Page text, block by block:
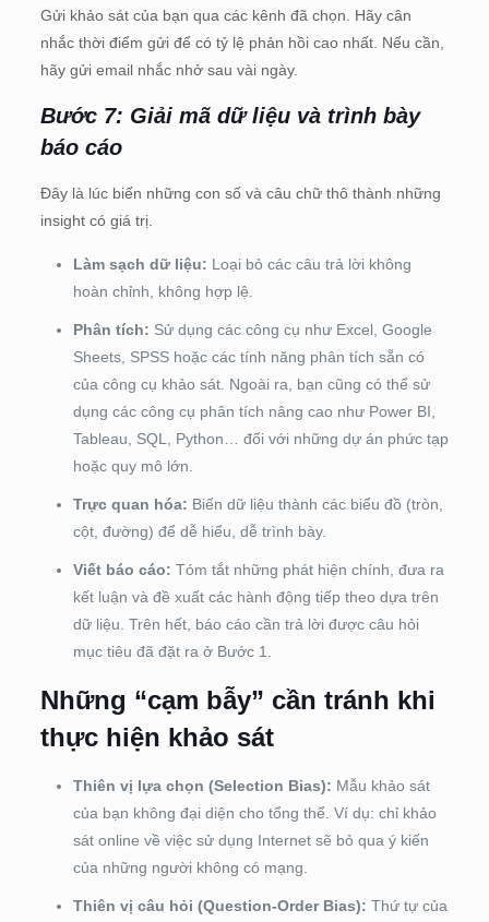
Gửi khảo sát của bạn qua các kênh đã chọn. Hãy cân
nhắc thời điểm gửi để có tỷ lệ phản hồi cao nhất. Nếu cần,
hãy gửi email nhắc nhở sau vài ngày.
Bước 7: Giải mã dữ liệu và trình bày
báo cáo
Đây là lúc biến những con số và câu chữ thô thành những
insight có giá trị.
Làm sạch dữ liệu: Loại bỏ các câu trả lời không
hoàn chỉnh, không hợp lệ.
Phân tích: Sử dụng các công cụ như Excel, Google
Sheets, SPSS hoặc các tính năng phân tích sẵn có
của công cụ khảo sát. Ngoài ra, bạn cũng có thể sử
dụng các công cụ phân tích nâng cao như Power BI,
Tableau, SQL, Python… đối với những dự án phức tạp
hoặc quy mô lớn.
Trực quan hóa: Biến dữ liệu thành các biểu đồ (tròn,
cột, đường) để dễ hiểu, dễ trình bày.
Viết báo cáo: Tóm tắt những phát hiện chính, đưa ra
kết luận và đề xuất các hành động tiếp theo dựa trên
dữ liệu. Trên hết, báo cáo cần trả lời được câu hỏi
mục tiêu đã đặt ra ở Bước 1.
Những “cạm bẫy” cần tránh khi
thực hiện khảo sát
Thiên vị lựa chọn (Selection Bias): Mẫu khảo sát
của bạn không đại diện cho tổng thể. Ví dụ: chỉ khảo
sát online về việc sử dụng Internet sẽ bỏ qua ý kiến
của những người không có mạng.
Thiên vị câu hỏi (Question-Order Bias): Thứ tự của